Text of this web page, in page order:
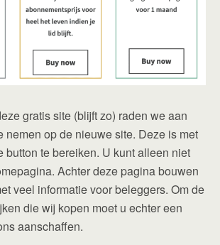
gratis site (blijft zo) raden we aan
nemen op de nieuwe site. Deze is met
button te bereiken. U kunt alleen niet
Achter deze pagina bouwen
veel informatie voor beleggers. Om de
die wij kopen moet u echter een
aanschaffen.